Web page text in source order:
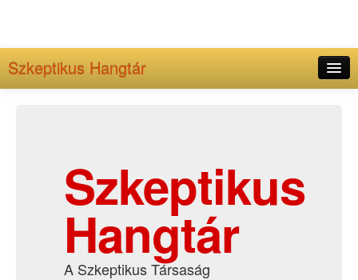
Szkeptikus Hangtár
Szkeptikus
Hangtár
A Szkeptikus Társaság